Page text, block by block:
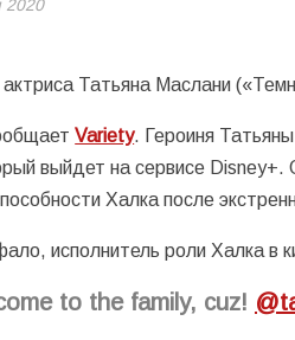
2020
актриса Татьяна Маслани
Variety. Героиня
выйдет на сервисе
Халка после
исполнитель роли Халка в
to the family, cuz!